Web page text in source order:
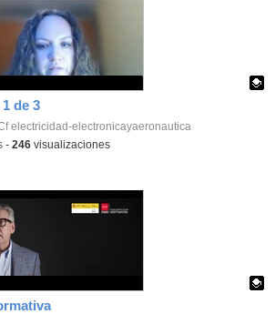
de 3
electricidad-electronicayaeronautica
-246 visualizaciones